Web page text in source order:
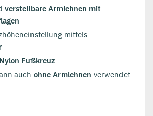
verstellbare Armlehnen mit
mittels
Nylon Fußkreuz
auch ohne Armlehnen verwendet